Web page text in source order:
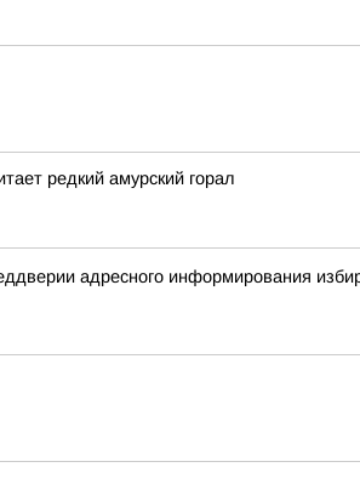
редкий амурский горал
адресного информирования